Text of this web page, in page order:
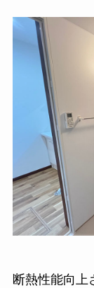
断熱性能向上